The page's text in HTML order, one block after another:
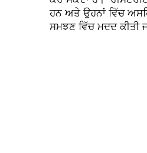
ਹਨ ਅਤੇ ਉਹਨਾਂ ਵਿੱਚ
ਸਮਝਣ ਵਿੱਚ ਮਦਦ ਕੀਤੀ